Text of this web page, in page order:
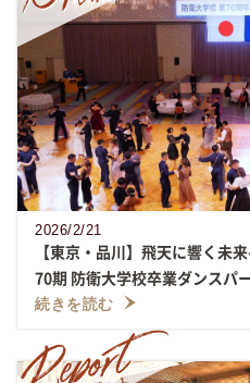
2026/2/21
【東京・品川】飛天に響く未
70期 防衛大学校卒業ダンスパ
続きを読む